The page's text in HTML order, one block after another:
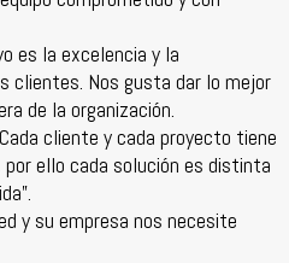
es la excelencia y la
clientes. Nos gusta dar lo mejor
de la organización.
Cada cliente y cada proyecto tiene
ello cada solución es distinta
y su empresa nos necesite